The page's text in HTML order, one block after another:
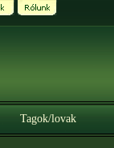
Tagok/lovak